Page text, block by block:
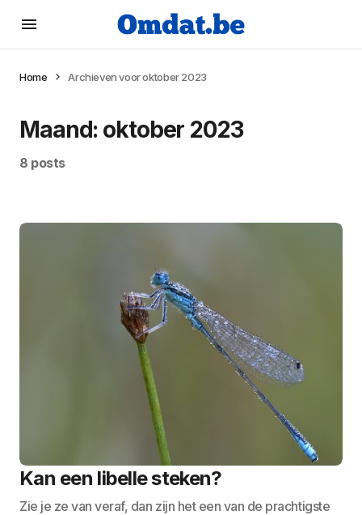
Home Archieven voor oktober 2023
Maand: oktober 2023
8 posts
Kan een libelle steken?
Zie je ze van veraf, dan zijn het een van de prachtigste